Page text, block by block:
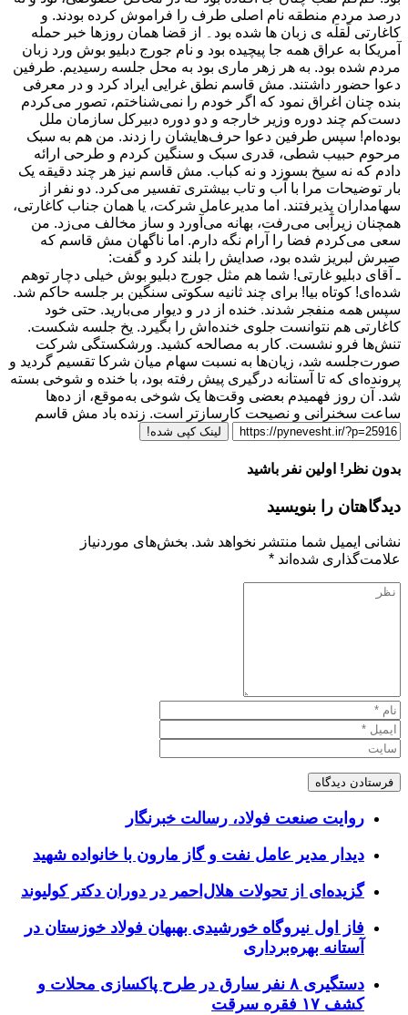
درصد مردم منطقه نام اصلی طرف را فراموش کرده بودند. و
کاغارتی لَقلَه ی زبان ها شده بود۔ از قضا همان روزها خبر حمله
آمریکا به عراق همه جا پیچیده بود و نام جورج دبلیو بوش ورد زبان
مردم شده بود. به هر زهر ماری بود به محل جلسه رسیدیم. طرفین
دعوا حضور داشتند. مش قاسم نطق غرایی ایراد کرد و در معرفی
بنده چنان اغراق نمود که اگر خودم را نمی‌شناختم، تصور می‌کردم
دست‌کم چند دوره وزیر خارجه و دو دوره دبیرکل سازمان ملل
بوده‌ام! سپس طرفین دعوا حرف‌هایشان را زدند. من هم به سبک
مرحوم حبیب شطی، قدری سبک و سنگین کردم و طرحی ارائه
دادم که نه سیخ بسوزد و نه کباب. مش قاسم نیز هر چند دقیقه یک
بار توضیحات مرا با آب و تاب بیشتری تفسیر می‌کرد. دو نفر از
سهامداران پذیرفتند. اما مدیرعامل شرکت، یا همان جناب کاغارتی،
همچنان زیرآبی می‌رفت، بهانه می‌آورد و ساز مخالف می‌زد. من
سعی می‌کردم فضا را آرام نگه دارم. اما ناگهان مش قاسم که
صبرش لبریز شده بود، صدایش را بلند کرد و گفت:
ـ آقای دبلیو غارتی! شما هم مثل جورج دبلیو بوش خیلی دچار توهم
شده‌ای! کوتاه بیا! برای چند ثانیه سکوتی سنگین بر جلسه حاکم شد.
سپس همه منفجر شدند. خنده از در و دیوار می‌بارید. حتی خود
کاغارتی هم نتوانست جلوی خنده‌اش را بگیرد. یخ جلسه شکست.
تنش‌ها فرو نشست. کار به مصالحه کشید. ورشکستگی شرکت
صورت‌جلسه شد، زیان‌ها به نسبت سهام میان شرکا تقسیم گردید و
پرونده‌ای که تا آستانه درگیری پیش رفته بود، با خنده و شوخی بسته
شد. آن روز فهمیدم بعضی وقت‌ها یک شوخی به‌موقع، از ده‌ها
ساعت سخنرانی و نصیحت کارسازتر است. زنده باد مش قاسم
لینک کپی شده!
بدون نظر! اولین نفر باشید
دیدگاهتان را بنویسید
نشانی ایمیل شما منتشر نخواهد شد. بخش‌های موردنیاز
علامت‌گذاری شده‌اند *
روایت صنعت فولاد،‌ رسالت خبرنگار
دیدار مدیر عامل نفت و گاز مارون با خانواده شهید
گزیده‌ای از تحولات هلال‌احمر در دوران دکتر کولیوند
فاز اول نیروگاه خورشیدی بهبهان فولاد خوزستان در
آستانه بهره‌برداری
دستگیری ۸ نفر سارق در طرح پاکسازی محلات و
کشف ۱۷ فقره سرقت